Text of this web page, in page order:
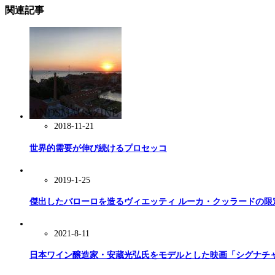
関連記事
2018-11-21
世界的需要が伸び続けるプロセッコ
2019-1-25
傑出したバローロを造るヴィエッティ ルーカ・クッラードの限
2021-8-11
日本ワイン醸造家・安蔵光弘氏をモデルとした映画「シグナチ